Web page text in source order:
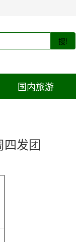
搜!
国内旅游
发团